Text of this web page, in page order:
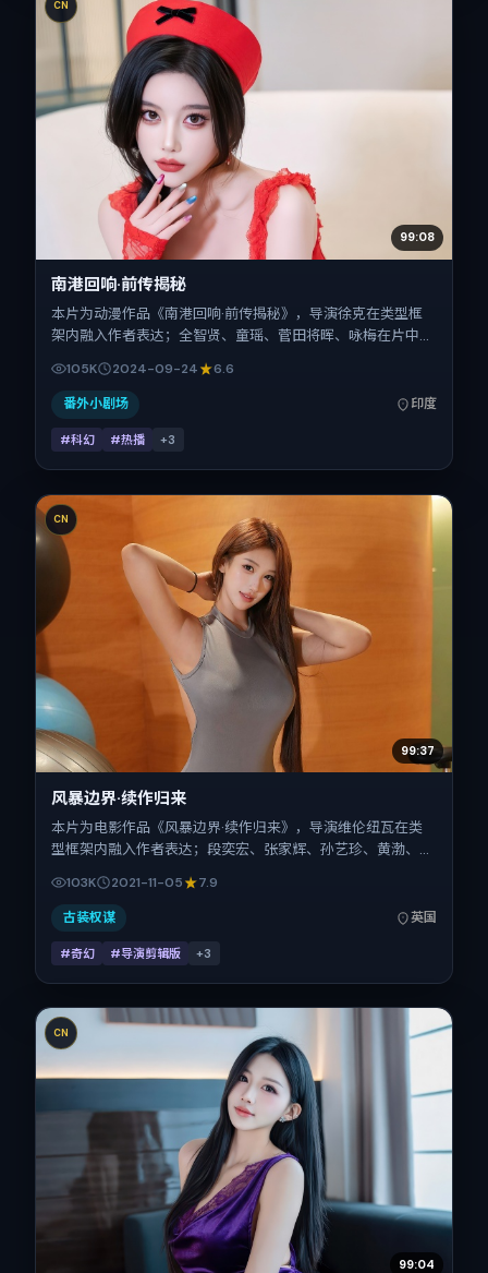
CN
99:08
南港回响·前传揭秘
本片为动漫作品《南港回响·前传揭秘》，导演徐克在类型框
架内融入作者表达；全智贤、童瑶、菅田将晖、咏梅在片中承
度。上映时间 2024年9月24日（公映登记日 2024-09-
24），全片125分钟，节奏张弛有度。
105K 2024-09-24 6.6
番外小剧场 印度
#科幻 #热播 +3
CN
99:37
风暴边界·续作归来
本片为电影作品《风暴边界·续作归来》，导演维伦纽瓦在类
型框架内融入作者表达；段奕宏、张家辉、孙艺珍、黄渤、刘
品背景为英国。上映时间 2021年11月5日（公映登记日 2021-
11-05），全片122分钟，节奏张弛有度。
103K 2021-11-05 7.9
古装权谋 英国
#奇幻 #导演剪辑版 +3
CN
99:04